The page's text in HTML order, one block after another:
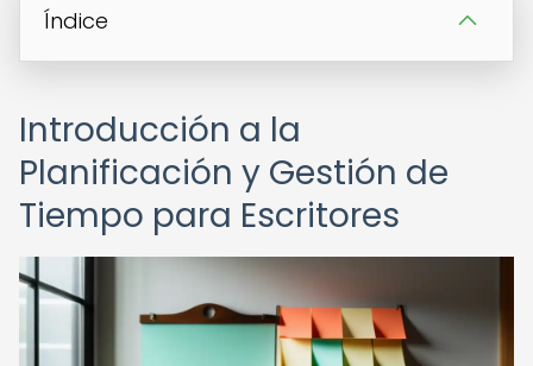
Índice
Introducción a la
Planificación y Gestión de
Tiempo para Escritores